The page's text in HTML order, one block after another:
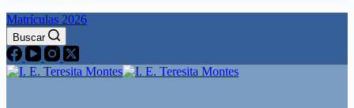
Matrículas 2026
Buscar